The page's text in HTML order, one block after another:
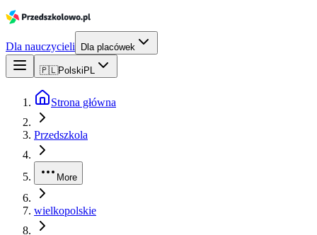
Dla nauczycieli Dla placówek
🇵🇱Polski PL
Strona główna
Przedszkola
More
wielkopolskie